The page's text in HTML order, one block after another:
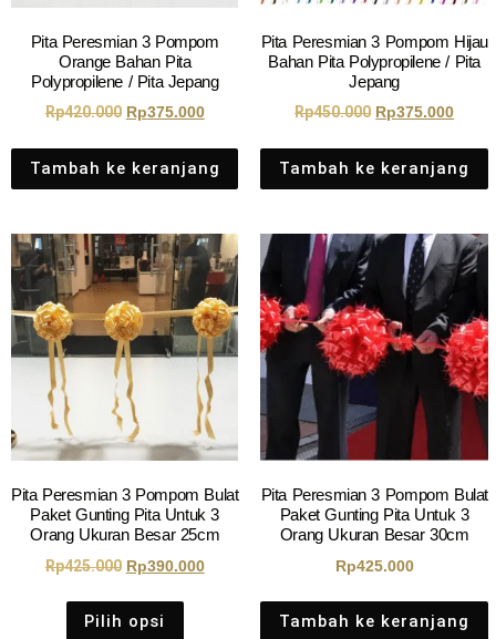
Pita Peresmian 3 Pompom
Orange Bahan Pita
Polypropilene / Pita Jepang
Rp420.000 Rp375.000
Tambah ke keranjang
Pita Peresmian 3 Pompom Hijau
Bahan Pita Polypropilene / Pita
Jepang
Rp450.000 Rp375.000
Tambah ke keranjang
Pita Peresmian 3 Pompom Bulat
Paket Gunting Pita Untuk 3
Orang Ukuran Besar 25cm
Rp425.000 Rp390.000
Pilih opsi
Pita Peresmian 3 Pompom Bulat
Paket Gunting Pita Untuk 3
Orang Ukuran Besar 30cm
Rp425.000
Tambah ke keranjang